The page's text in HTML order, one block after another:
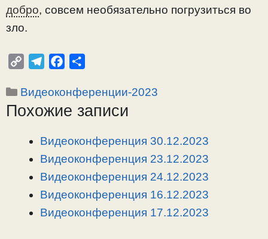
добро, совсем необязательно погрузиться во
зло.
p
y
l
e
r
a
c
e
o
п
р
в
Рубрики
Видеоконференции-2023
Похожие записи
Видеоконференция 30.12.2023
Видеоконференция 23.12.2023
Видеоконференция 24.12.2023
Видеоконференция 16.12.2023
Видеоконференция 17.12.2023